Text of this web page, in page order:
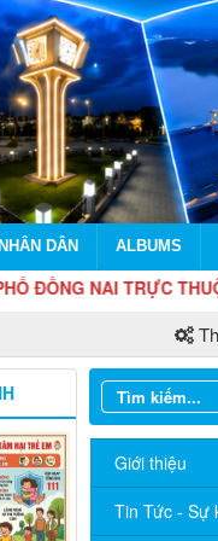
DÂN ALBUMS
NAI TRỰC THUỘC
Giới thiệu
Tin Tức - Sự